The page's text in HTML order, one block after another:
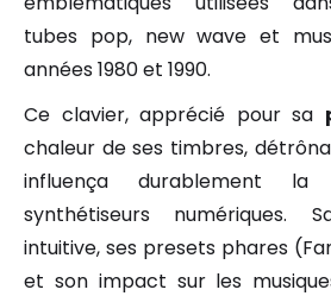
tubes pop, new wave et
années 1980 et 1990.
Ce clavier, apprécié pour sa
chaleur de ses timbres,
influença durablement la
synthétiseurs numériques.
intuitive, ses presets phares
et son impact sur les